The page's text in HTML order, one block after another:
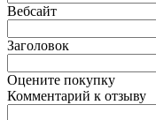
Вебсайт
Заголовок
Оцените покупку
Комментарий к отзыву